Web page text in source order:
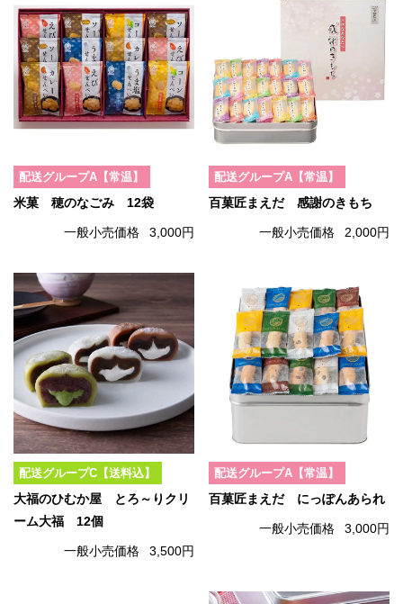
配送グループA【常温】
米菓 穂のなごみ 12袋
一般小売価格 3,000円
配送グループA【常温】
百菓匠まえだ 感謝のきもち
一般小売価格 2,000円
配送グループC【送料込】
大福のひむか屋 とろ～りクリ
ーム大福 12個
一般小売価格 3,500円
配送グループA【常温】
百菓匠まえだ にっぽんあられ
一般小売価格 3,000円